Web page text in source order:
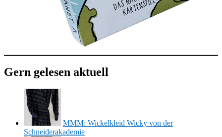
Gern gelesen aktuell
MMM: Wickelkleid Wicky von der
Schneiderakademie